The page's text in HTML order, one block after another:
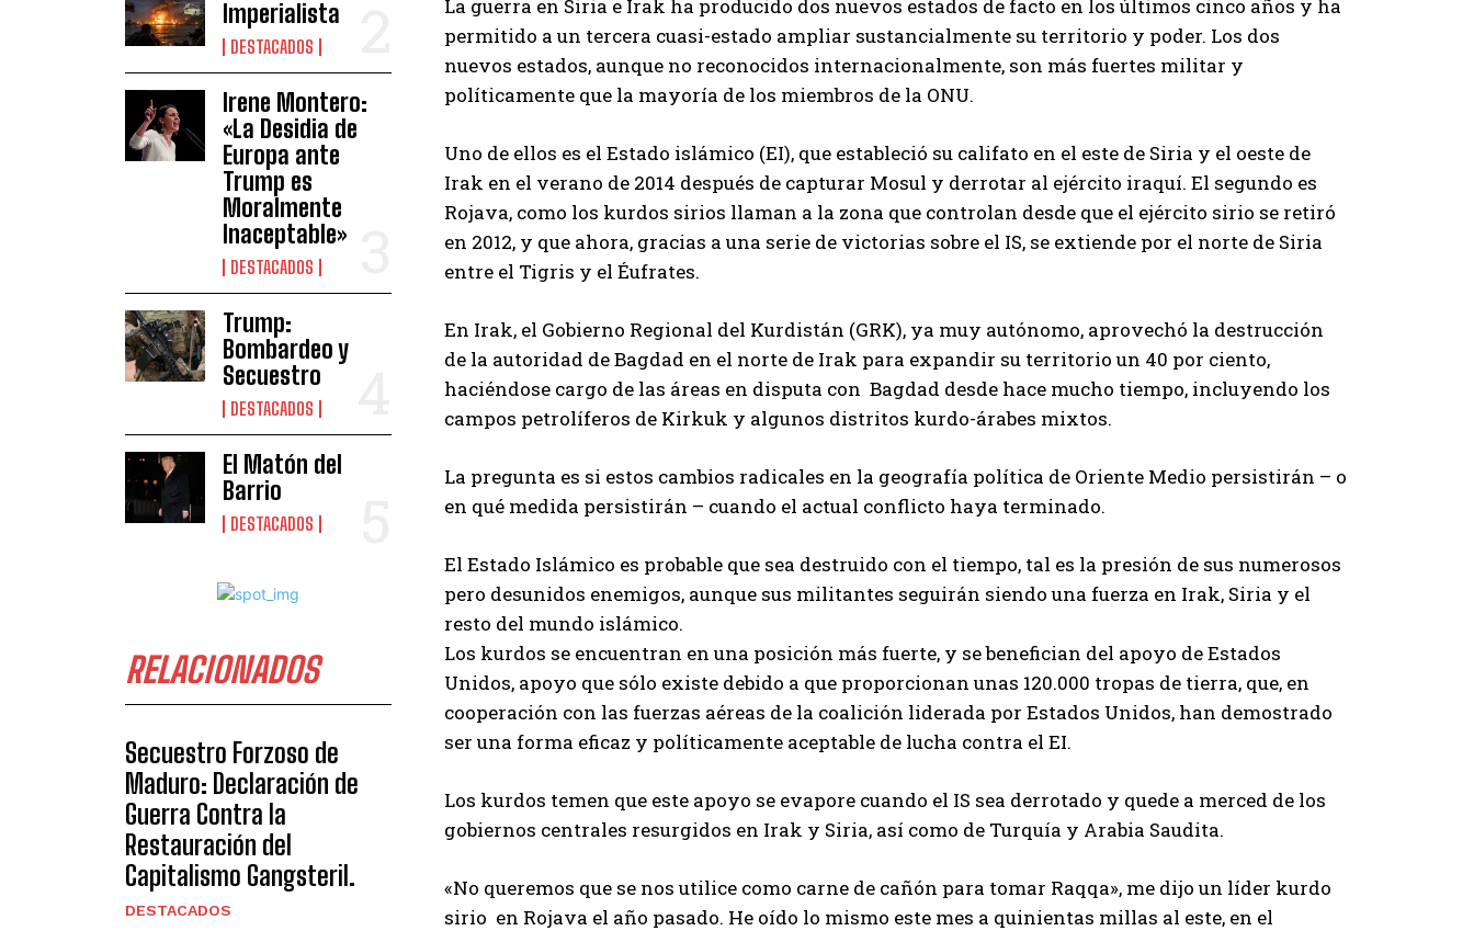
Imperialista
DESTACADOS
Irene Montero:
«La Desidia de
Europa ante
Trump es
Moralmente
Inaceptable»
DESTACADOS
Trump:
Bombardeo y
Secuestro
DESTACADOS
El Matón del
Barrio
DESTACADOS
RELACIONADOS
Secuestro Forzoso de
Maduro: Declaración de
Guerra Contra la
Restauración del
Capitalismo Gangsteril.
DESTACADOS
La guerra en Siria e Irak ha producido dos nuevos estados de facto en los últimos cinco años y ha
permitido a un tercera cuasi-estado ampliar sustancialmente su territorio y poder. Los dos
nuevos estados, aunque no reconocidos internacionalmente, son más fuertes militar y
políticamente que la mayoría de los miembros de la ONU.
Uno de ellos es el Estado islámico (EI), que estableció su califato en el este de Siria y el oeste de
Irak en el verano de 2014 después de capturar Mosul y derrotar al ejército iraquí. El segundo es
Rojava, como los kurdos sirios llaman a la zona que controlan desde que el ejército sirio se retiró
en 2012, y que ahora, gracias a una serie de victorias sobre el IS, se extiende por el norte de Siria
entre el Tigris y el Éufrates.
En Irak, el Gobierno Regional del Kurdistán (GRK), ya muy autónomo, aprovechó la destrucción
de la autoridad de Bagdad en el norte de Irak para expandir su territorio un 40 por ciento,
haciéndose cargo de las áreas en disputa con Bagdad desde hace mucho tiempo, incluyendo los
campos petrolíferos de Kirkuk y algunos distritos kurdo-árabes mixtos.
La pregunta es si estos cambios radicales en la geografía política de Oriente Medio persistirán – o
en qué medida persistirán – cuando el actual conflicto haya terminado.
El Estado Islámico es probable que sea destruido con el tiempo, tal es la presión de sus numerosos
pero desunidos enemigos, aunque sus militantes seguirán siendo una fuerza en Irak, Siria y el
resto del mundo islámico.
Los kurdos se encuentran en una posición más fuerte, y se benefician del apoyo de Estados
Unidos, apoyo que sólo existe debido a que proporcionan unas 120.000 tropas de tierra, que, en
cooperación con las fuerzas aéreas de la coalición liderada por Estados Unidos, han demostrado
ser una forma eficaz y políticamente aceptable de lucha contra el EI.
Los kurdos temen que este apoyo se evapore cuando el IS sea derrotado y quede a merced de los
gobiernos centrales resurgidos en Irak y Siria, así como de Turquía y Arabia Saudita.
«No queremos que se nos utilice como carne de cañón para tomar Raqqa», me dijo un líder kurdo
sirio en Rojava el año pasado. He oído lo mismo este mes a quinientas millas al este, en el